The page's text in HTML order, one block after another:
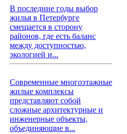
В последние годы выбор
жилья в Петербурге
смещается в сторону
районов, где есть баланс
между доступностью,
экологией и...
Современные многоэтажные
жилые комплексы
представляют собой
сложные архитектурные и
инженерные объекты,
объединяющие в...